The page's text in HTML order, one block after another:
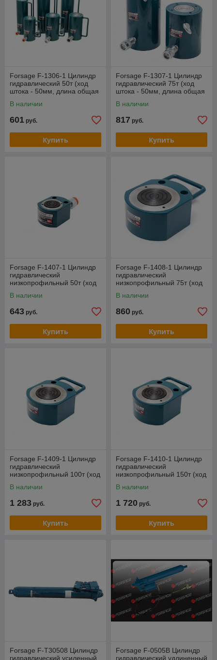
Forsage F-1306-1 Цилиндр
гидравлический 50т (ход
штока - 50мм, длина общая
В наличии
601 руб.
Купить
Forsage F-1307-1 Цилиндр
гидравлический 75т (ход
штока - 50мм, длина общая
В наличии
817 руб.
Купить
Forsage F-1407-1 Цилиндр
гидравлический
низкопрофильный 50т (ход
- 66мм, давление
В наличии
643 руб.
Купить
Forsage F-1408-1 Цилиндр
гидравлический
низкопрофильный 75т (ход
- 79мм, давление
В наличии
860 руб.
Купить
Forsage F-1409-1 Цилиндр
гидравлический
низкопрофильный 100т (ход
- 85мм, давление
В наличии
1 283 руб.
Купить
Forsage F-1410-1 Цилиндр
гидравлический
низкопрофильный 150т (ход
- 99мм, давление
В наличии
1 720 руб.
Купить
Forsage F-T30508 Цилиндр
гидравлический усиленный
Forsage F-0505B Цилиндр
гидравлический удлиненный